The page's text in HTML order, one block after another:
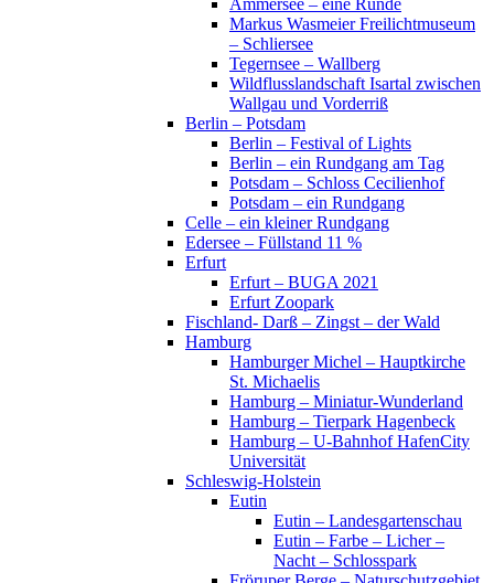
Ammersee – eine Runde
Markus Wasmeier Freilichtmuseum
– Schliersee
Tegernsee – Wallberg
Wildflusslandschaft Isartal zwischen
Wallgau und Vorderriß
Berlin – Potsdam
Berlin – Festival of Lights
Berlin – ein Rundgang am Tag
Potsdam – Schloss Cecilienhof
Potsdam – ein Rundgang
Celle – ein kleiner Rundgang
Edersee – Füllstand 11 %
Erfurt
Erfurt – BUGA 2021
Erfurt Zoopark
Fischland- Darß – Zingst – der Wald
Hamburg
Hamburger Michel – Hauptkirche
St. Michaelis
Hamburg – Miniatur-Wunderland
Hamburg – Tierpark Hagenbeck
Hamburg – U-Bahnhof HafenCity
Universität
Schleswig-Holstein
Eutin
Eutin – Landesgartenschau
Eutin – Farbe – Licher –
Nacht – Schlosspark